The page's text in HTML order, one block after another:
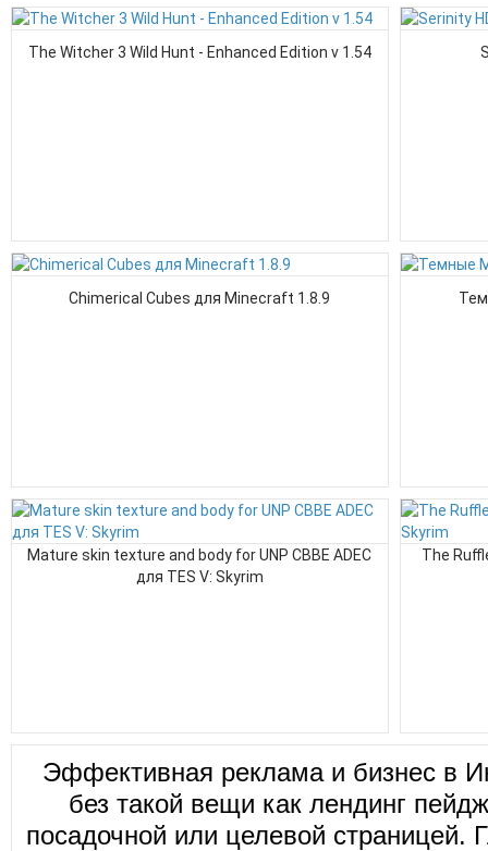
The Witcher 3 Wild Hunt - Enhanced Edition v 1.54
Chimerical Cubes для Minecraft 1.8.9
Mature skin texture and body for UNP CBBE ADEC
для TES V: Skyrim
The
Эффективная реклама и бизнес в
без такой вещи как лендинг
посадочной или целевой страницей.